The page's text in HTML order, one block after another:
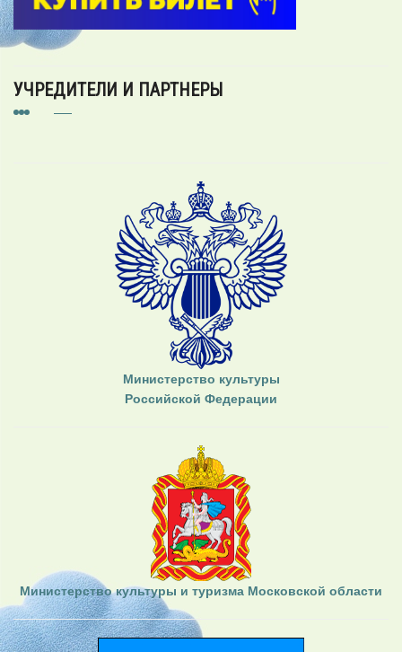
УЧРЕДИТЕЛИ И ПАРТНЕРЫ
Министерство культуры
Российской Федерации
Министерство культуры и туризма Московской области